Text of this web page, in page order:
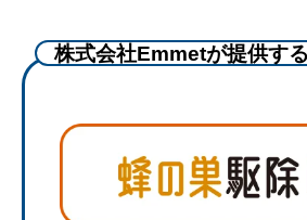
株式会社Emmetが提供す